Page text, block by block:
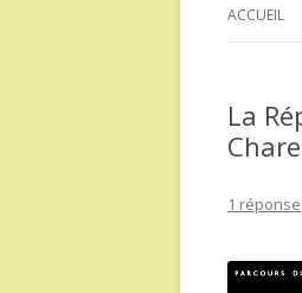
ACCUEIL
La
1 réponse